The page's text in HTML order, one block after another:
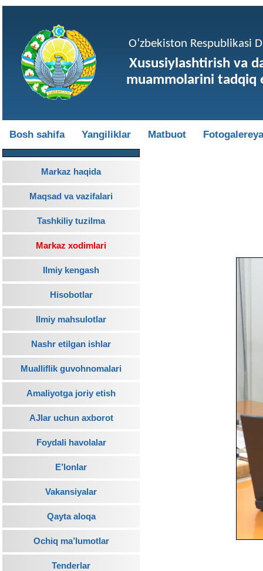
O‘zbekiston Respublikasi
Xususiylashtirish va
muammolarini tadqiq
Bosh sahifa Yangiliklar Matbuot Fotogalereya
Markaz haqida
Maqsad va vazifalari
Tashkiliy tuzilma
Markaz xodimlari
Ilmiy kengash
Hisobotlar
Ilmiy mahsulotlar
Nashr etilgan ishlar
Mualliflik guvohnomalari
Amaliyotga joriy etish
AJlar uchun axborot
Foydali havolalar
E’lonlar
Vakansiyalar
Qayta aloqa
Ochiq ma’lumotlar
Tenderlar